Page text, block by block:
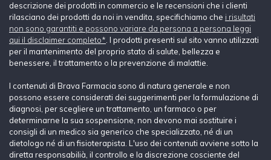
descrizione dei prodotti in commercio e le recensioni che i clienti
rilasciano dei prodotti da noi in vendita, specifichiamo che i risultati
non sono garantiti e possono variare da persona a persona leggi
qui il disclaimer completo* . I prodotti presenti sul sito vanno utilizzati
per il mantenimento del proprio stato di salute, bellezza e
benessere, il trattamento o la prevenzione di malattie.
I contenuti di Brava Farmacia sono di natura generale e non
possono essere considerati dei suggerimenti per la formulazione di
diagnosi, per scegliere un trattamento, un farmaco o per
determinarne la sua sospensione, non devono mai sostituire i
consigli di un medico sia generico che specializzato, né di un
dietologo né di un fisioterapista. L'uso dei contenuti avviene sotto la
diretta responsabilià, il controllo e la discrezione cosciente del